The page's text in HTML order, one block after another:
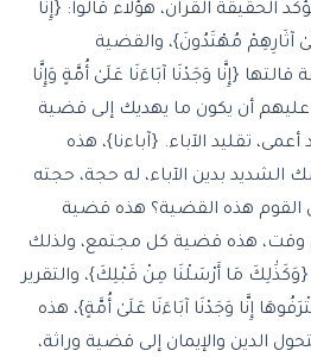
الحقيقة القرآن، هؤلاء قالوا: {إِنَّا
آثَارِهِمْ مُهْتَدُونَ}، والقضية
{إِنَّا وَجَدْنَا آبَاءَنَا عَلَىٰ أُمَّةٍ وَإِنَّا
أن يكون ما يهديك إلى قضية
أعمى، تقليد الآباء. {آباءنا}، هذه
الشديد بدين الآباء، له حجة، حجته
القوم هذه القضية؟ هذه قضية
وقت، هذه قضية كل مجتمع، ولذلك
مَا أَرْسَلْنَا مِنْ قَبْلِكَ}، والتقرير
إِنَّا وَجَدْنَا آبَاءَنَا عَلَىٰ أُمَّةٍ}، هذه
الدين والإيمان إلى قضية وراثة،